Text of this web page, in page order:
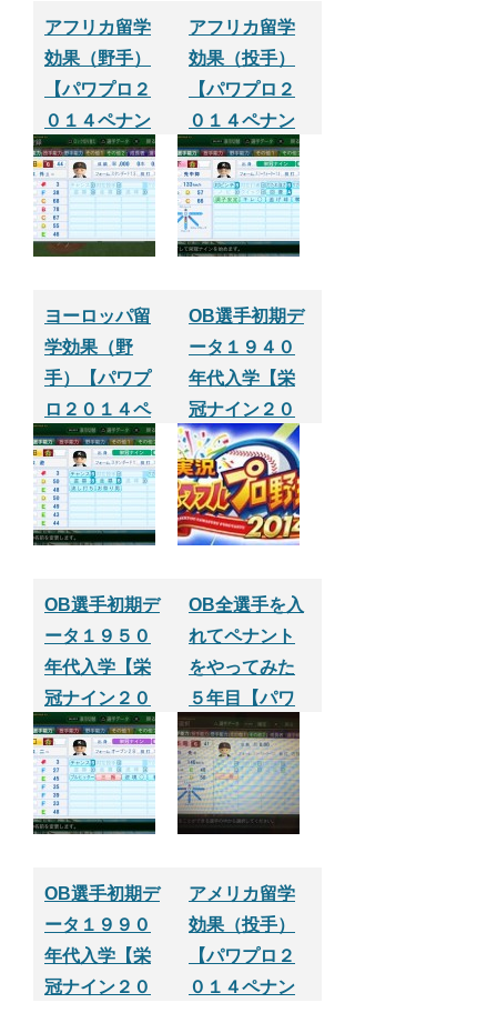
アフリカ留学
効果（野手）
【パワプロ２
０１４ペナン
ト】
アフリカ留学
効果（投手）
【パワプロ２
０１４ペナン
ト】
ヨーロッパ留
学効果（野
手）【パワプ
ロ２０１４ペ
ナント】
OB選手初期デ
ータ１９４０
年代入学【栄
冠ナイン２０
１４】
OB選手初期デ
ータ１９５０
年代入学【栄
冠ナイン２０
１４】
OB全選手を入
れてペナント
をやってみた
５年目【パワ
プロ２０１
４】
OB選手初期デ
ータ１９９０
年代入学【栄
冠ナイン２０
アメリカ留学
効果（投手）
【パワプロ２
０１４ペナン